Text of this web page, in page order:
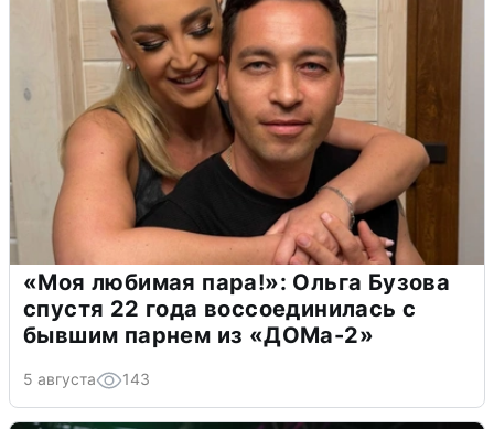
«Моя любимая пара!»: Ольга Бузова
спустя 22 года воссоединилась с
бывшим парнем из «ДОМа-2»
5 августа 143